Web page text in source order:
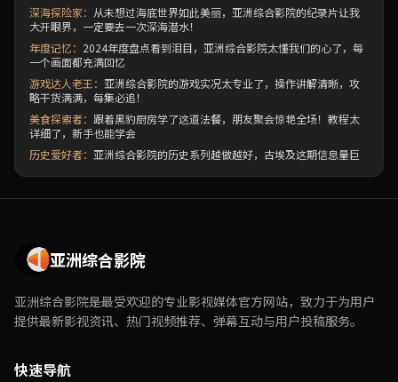
深海探险家： 从未想过海底世界如此美丽，亚洲综合影院的纪录片让我
大开眼界，一定要去一次深海潜水！
年度记忆： 2024年度盘点看到泪目，亚洲综合影院太懂我们的心了，每
一个画面都充满回忆
游戏达人老王： 亚洲综合影院的游戏实况太专业了，操作讲解清晰，攻
略干货满满，每集必追！
美食探索者： 跟着黑豹厨房学了这道法餐，朋友聚会惊艳全场！教程太
详细了，新手也能学会
历史爱好者： 亚洲综合影院的历史系列越做越好，古埃及这期信息量巨
自我的精神太激励人了！
亚洲综合影院
亚洲综合影院是最受欢迎的专业影视媒体官方网站，致力于为用户
提供最新影视资讯、热门视频推荐、弹幕互动与用户投稿服务。
快速导航